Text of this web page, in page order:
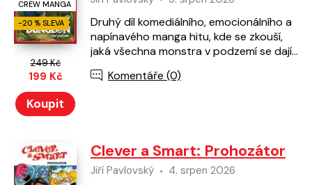
CREW MANGA
-20 % SLEVA
249 Kč
199 Kč
Koupit
Druhý díl komediálního, emocionálního a
napínavého manga hitu, kde se zkouší,
jaká všechna monstra v podzemí se dají
to zabít,…
Komentáře (0)
Clever a Smart: Prohozátor
Jiří Pavlovský 4. srpen 2026